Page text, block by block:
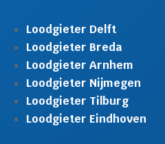
Loodgieter Delft
Loodgieter Breda
Loodgieter Arnhem
Loodgieter Nijmegen
Loodgieter Tilburg
Loodgieter Eindhoven